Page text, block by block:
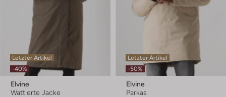
Letzter Artikel
-40%
Elvine
Wattierte Jacke
Letzter Artikel
-50%
Elvine
Parkas